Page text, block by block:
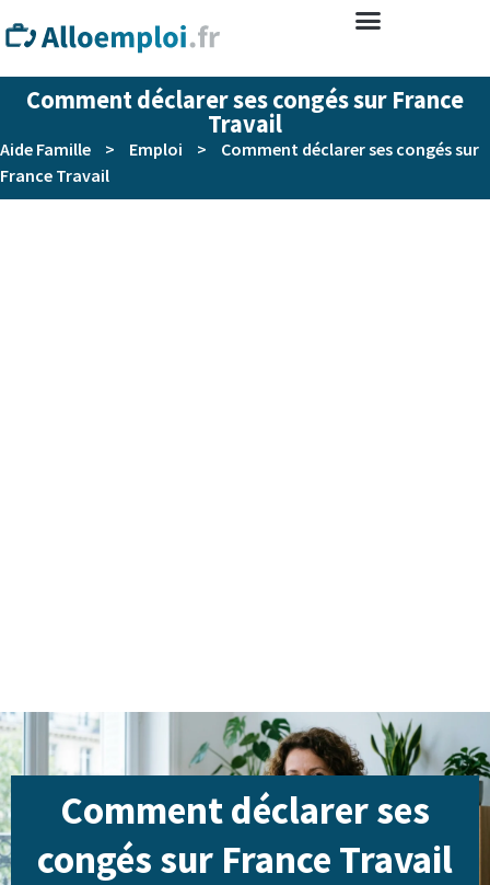
Comment déclarer ses congés sur France
Travail
Aide Famille > Emploi >
Comment déclarer ses congés sur
France Travail
Comment déclarer ses
congés sur France Travail